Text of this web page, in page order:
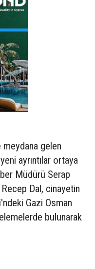
gelen
ayrıntılar ortaya
Müdürü Serap
Dal, cinayetin
Gazi Osman
bulunarak